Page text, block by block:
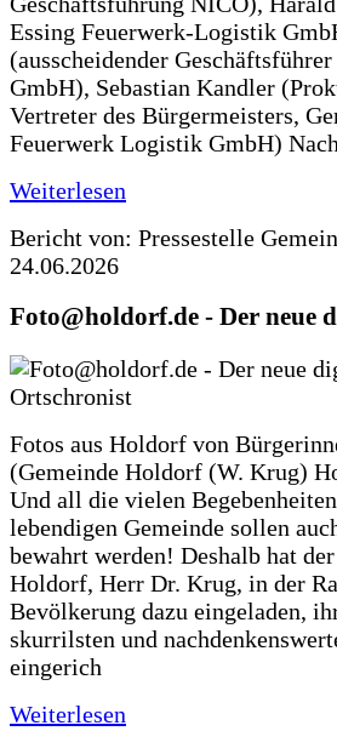
Essing Feuerwerk-Logistik
(ausscheidender
GmbH), Sebastian Kandler
Vertreter des Bürgermeisters,
Feuerwerk Logistik GmbH)
Weiterlesen
Bericht von: Pressestelle
24.06.2026
Foto@holdorf.de - Der neue
Fotos aus Holdorf von
(Gemeinde Holdorf (W. Krug)
Und all die vielen
lebendigen Gemeinde sollen
bewahrt werden! Deshalb hat
Holdorf, Herr Dr. Krug, in der
Bevölkerung dazu eingeladen,
skurrilsten und
eingerich
Weiterlesen